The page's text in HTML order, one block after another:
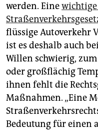
werden. Eine
flüssige Autoverkehr
ist es deshalb auch
Willen schwierig,
oder großflächig
ihnen fehlt die
Maßnahmen. „Eine
Bedeutung für einen